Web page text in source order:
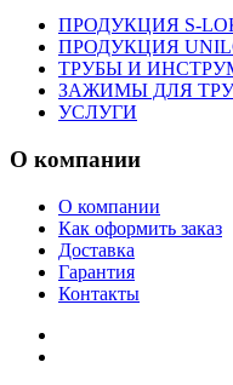
ПРОДУКЦИЯ S-
ПРОДУКЦИЯ
ТРУБЫ И
ЗАЖИМЫ ДЛЯ
УСЛУГИ
О компании
О компании
Как оформить заказ
Доставка
Гарантия
Контакты